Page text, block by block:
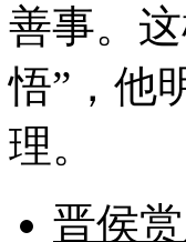
善事。
悟”，他
理。
晋侯